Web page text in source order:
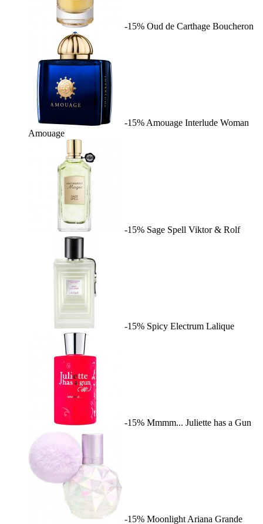
-15% Oud de Carthage Boucheron
-15% Amouage Interlude Woman
Amouage
-15% Sage Spell Viktor & Rolf
-15% Spicy Electrum Lalique
-15% Mmmm... Juliette has a Gun
-15% Moonlight Ariana Grande